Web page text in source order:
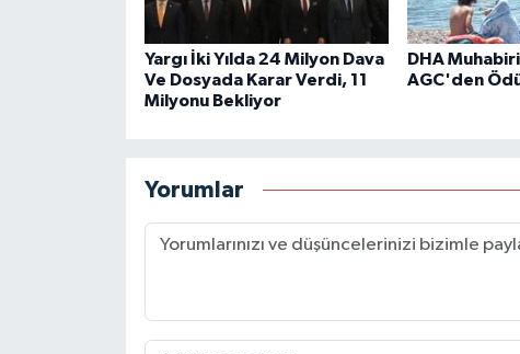
Yargı İki Yılda 24 Milyon Dava
Ve Dosyada Karar Verdi, 11
Milyonu Bekliyor
DHA Muhabiri
AGC'den
Yorumlar